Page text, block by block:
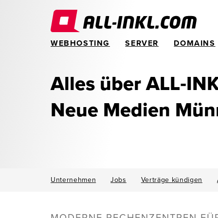
WEBHOSTING SERVER DOMAINS
Alles über
Neue Medien
Unternehmen Jobs Verträge kündigen